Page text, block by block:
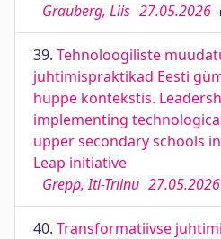
Grauberg, Liis 27.05.2026
39. Tehnoloogiliste
juhtimispraktikad Eesti
hüppe kontekstis.
implementing
upper secondary schools
Leap initiative
Grepp, Iti-Triinu 27.05.2026
40. Transformatiivse